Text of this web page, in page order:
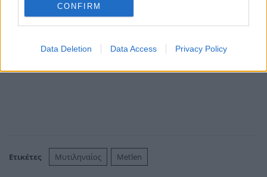
CONFIRM
Data Deletion Data Access Privacy Policy
Ετικέτες Μυτιληναίος Metlen